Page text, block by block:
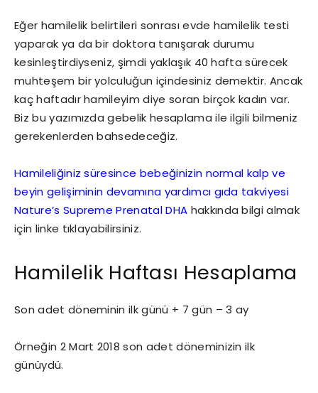
Eğer hamilelik belirtileri sonrası evde hamilelik testi
yaparak ya da bir doktora tanışarak durumu
kesinleştirdiyseniz, şimdi yaklaşık 40 hafta sürecek
muhteşem bir yolculuğun içindesiniz demektir. Ancak
kaç haftadır hamileyim diye soran birçok kadın var.
Biz bu yazımızda gebelik hesaplama ile ilgili bilmeniz
gerekenlerden bahsedeceğiz.
Hamileliğiniz süresince bebeğinizin normal kalp ve
beyin gelişiminin devamına yardımcı gıda takviyesi
Nature’s Supreme Prenatal DHA hakkında bilgi almak
için linke tıklayabilirsiniz.
Hamilelik Haftası Hesaplama
Son adet döneminin ilk günü + 7 gün – 3 ay
Örneğin 2 Mart 2018 son adet döneminizin ilk
günüydü.